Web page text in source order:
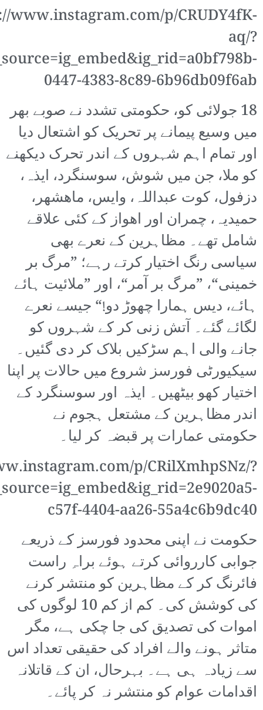
www.instagram.com/p/CRUDY4fK-
aq/?
0447-4383-8c89-6b96db09f6ab
18 جولائی کو، حکومتی تشدد نے صوبے بھر
میں وسیع پیمانے پر تحریک کو اشتعال دیا
اور تمام اہم شہروں کے اندر تحرک دیکھنے
کو ملا، جن میں شوش، سوسنگرد، ایذہ،
دزفول، کوت عبداللہ، وایس، ماھشھر،
حمیدیہ، چمران اور اھواز کے کئی علاقے
شامل تھے۔ مظاہرین کے نعرے بھی
سیاسی رنگ اختیار کرتے رہے؛ ”مرگ بر
خمینی“، ”مرگ بر آمر“، اور ”ملائیت ہائے
ہائے، دیس ہمارا چھوڑ دو!“ جیسے نعرے
لگائے گئے۔ آتش زنی کر کے شہروں کو
جانے والی اہم سڑکیں بلاک کر دی گئیں۔
سیکیورٹی فورسز شروع میں حالات پر اپنا
اختیار کھو بیٹھیں۔ ایذہ اور سوسنگرد کے
اندر مظاہرین کے مشتعل ہجوم نے
حکومتی عمارات پر قبضہ کر لیا۔
p/CRilXmhpSNz/?
c57f-4404-aa26-55a4c6b9dc40
حکومت نے اپنی محدود فورسز کے ذریعے
جوابی کارروائی کرتے ہوئے براہِ راست
فائرنگ کر کے مظاہرین کو منتشر کرنے
کی کوشش کی۔ کم از کم 10 لوگوں کی
اموات کی تصدیق کی جا چکی ہے، مگر
متاثر ہونے والے افراد کی حقیقی تعداد اس
سے زیادہ ہی ہے۔ بہرحال، ان کے قاتلانہ
اقدامات عوام کو منتشر نہ کر پائے۔